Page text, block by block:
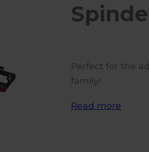
Perfect for the
family!
Read more